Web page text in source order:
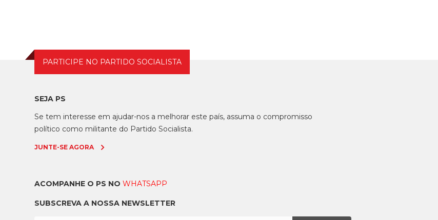
PARTICIPE NO PARTIDO SOCIALISTA
SEJA PS
Se tem interesse em ajudar-nos a melhorar este país, assuma o compromisso
político como militante do Partido Socialista.
JUNTE-SE AGORA
ACOMPANHE O PS NOWHATSAPP
SUBSCREVA A NOSSA NEWSLETTER